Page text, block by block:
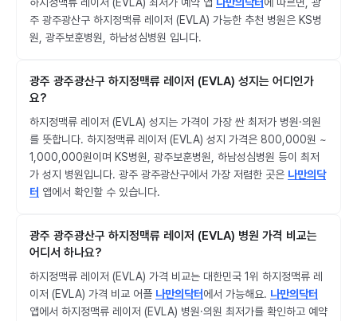
주 광주광산구 하지정맥류 레이저 (EVLA) 가능한 추천 병원은 KS병
원, 광주보훈병원, 하남성심병원 입니다.
광주 광주광산구 하지정맥류 레이저 (EVLA) 성지는 어디인가
요?
하지정맥류 레이저 (EVLA) 성지는 가격이 가장 싼 최저가 병원·의원
를 뜻합니다. 하지정맥류 레이저 (EVLA) 성지 가격은 800,000원 ~
1,000,000원이며 KS병원, 광주보훈병원, 하남성심병원 등이 최저
가 성지 병원입니다. 광주 광주광산구에서 가장 저렴한 곳은 나만의닥
터 앱에서 확인할 수 있습니다.
광주 광주광산구 하지정맥류 레이저 (EVLA) 병원 가격 비교는
어디서 하나요?
하지정맥류 레이저 (EVLA) 가격 비교는 대한민국 1위 하지정맥류 레
이저 (EVLA) 가격 비교 어플 나만의닥터에서 가능해요. 나만의닥터
앱에서 하지정맥류 레이저 (EVLA) 병원·의원 최저가를 확인하고 예약